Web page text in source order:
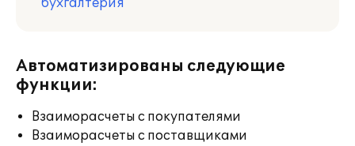
бухгалтерия
Автоматизированы следующие
функции:
Взаиморасчеты с покупателями
Взаиморасчеты с поставщиками